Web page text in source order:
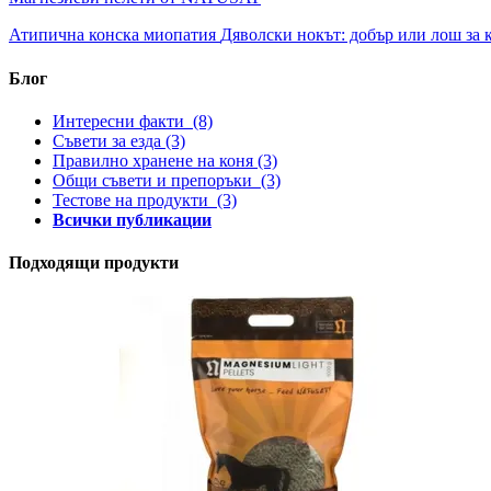
Атипична конска миопатия Дяволски нокът: добър или лош за
Блог
Интересни факти (8)
Съвети за езда (3)
Правилно хранене на коня (3)
Общи съвети и препоръки (3)
Тестове на продукти (3)
Всички публикации
Подходящи продукти